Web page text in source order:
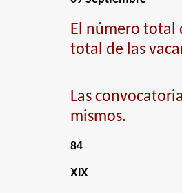
El número total
total de las
Las
mismos.
84
XIX